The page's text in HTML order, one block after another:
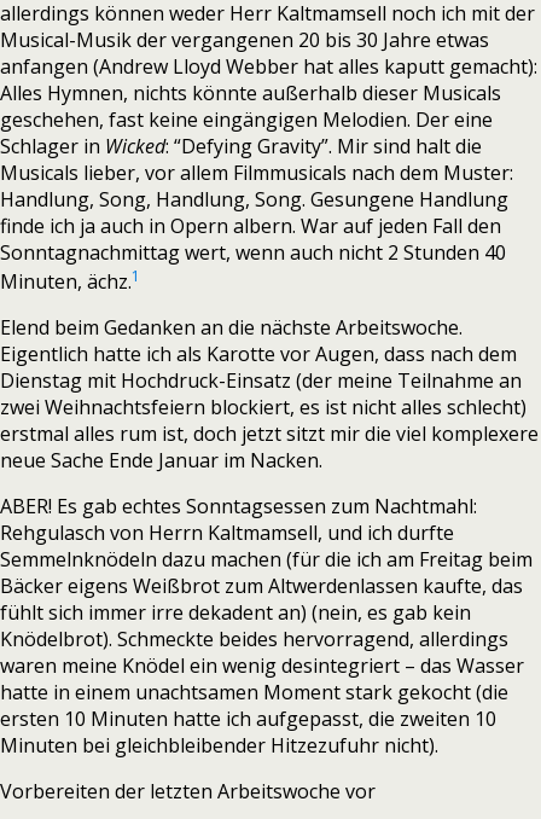
allerdings können weder Herr Kaltmamsell noch ich mit der
Musical-Musik der vergangenen 20 bis 30 Jahre etwas
anfangen (Andrew Lloyd Webber hat alles kaputt gemacht):
Alles Hymnen, nichts könnte außerhalb dieser Musicals
geschehen, fast keine eingängigen Melodien. Der eine
Schlager in Wicked: “Defying Gravity”. Mir sind halt die
Musicals lieber, vor allem Filmmusicals nach dem Muster:
Handlung, Song, Handlung, Song. Gesungene Handlung
finde ich ja auch in Opern albern. War auf jeden Fall den
Sonntagnachmittag wert, wenn auch nicht 2 Stunden 40
Minuten, ächz.1
Elend beim Gedanken an die nächste Arbeitswoche.
Eigentlich hatte ich als Karotte vor Augen, dass nach dem
Dienstag mit Hochdruck-Einsatz (der meine Teilnahme an
zwei Weihnachtsfeiern blockiert, es ist nicht alles schlecht)
erstmal alles rum ist, doch jetzt sitzt mir die viel komplexere
neue Sache Ende Januar im Nacken.
ABER! Es gab echtes Sonntagsessen zum Nachtmahl:
Rehgulasch von Herrn Kaltmamsell, und ich durfte
Semmelnknödeln dazu machen (für die ich am Freitag beim
Bäcker eigens Weißbrot zum Altwerdenlassen kaufte, das
fühlt sich immer irre dekadent an) (nein, es gab kein
Knödelbrot). Schmeckte beides hervorragend, allerdings
waren meine Knödel ein wenig desintegriert – das Wasser
hatte in einem unachtsamen Moment stark gekocht (die
ersten 10 Minuten hatte ich aufgepasst, die zweiten 10
Minuten bei gleichbleibender Hitzezufuhr nicht).
Vorbereiten der letzten Arbeitswoche vor